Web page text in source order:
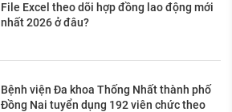
File Excel theo dõi hợp đồng lao động mới
nhất 2026 ở đâu?
Bệnh viện Đa khoa Thống Nhất thành phố
Đồng Nai tuyển dụng 192 viên chức theo